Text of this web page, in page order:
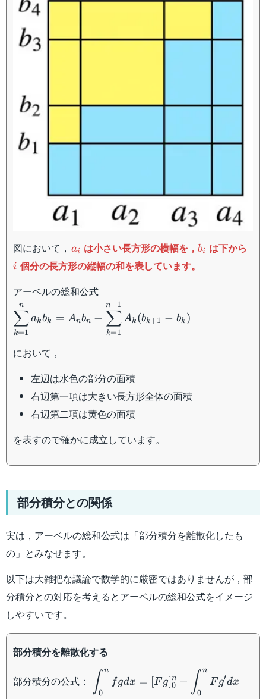
図において， a_i
ai は小さい長方形の横幅を， b_i
bi は下から
i 個分の長方形の縦幅の和を表しています。
アーベルの総和公式
\displaystyle\sum_{k=1}^na_kb_k=A_nb_n-
\displaystyle\sum_{k=1}^{n-
1}A_k(b_{k+1}-b_k)
k=1
∑
n
akbk = Anbn −
k=1
∑
n−1
Ak (bk+1 − bk )
において，
左辺は水色の部分の面積
右辺第一項は大きい長方形全体の面積
右辺第二項は黄色の面積
を表すので確かに成立しています。
部分積分との関係
実は，アーベルの総和公式は「部分積分を離散化したも
の」とみなせます。
以下は大雑把な議論で数学的に厳密ではありませんが，部
分積分との対応を考えるとアーベルの総和公式をイメージ
しやすいです。
部分積分を離散化する
部分積分の公式：
\displaystyle\int_0^n
fgdx=[Fg]_0^n-
∫0
n
fgdx = [F g]0
n − ∫0
n
F g′dx